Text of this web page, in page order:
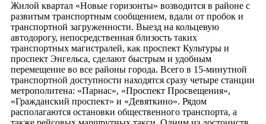
Жилой квартал «Новые горизонты» возводится в районе с
развитым транспортным сообщением, вдали от пробок и
транспортной загруженности. Выезд на кольцевую
автодорогу, непосредственная близость таких
транспортных магистралей, как проспект Культуры и
проспект Энгельса, сделают быстрым и удобным
перемещение во все районы города. Всего в 15-минутной
транспортной доступности находятся сразу четыре станции
метрополитена: «Парнас», «Проспект Просвещения»,
«Гражданский проспект» и «Девяткино». Рядом
располагаются остановки общественного транспорта, а